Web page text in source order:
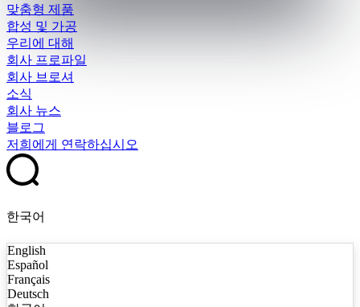
맞춤형 제품
합성 및 가공
우리에 대해
회사 프로파일
회사 브로셔
소식
회사 뉴스
블로그
저희에게 연락하십시오
한국어
English
Español
Français
Deutsch